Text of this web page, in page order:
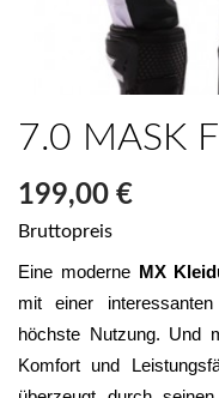
7.0 MASK
199,00 €
Bruttopreis
Eine moderne MX
mit einer
höchste Nutzung. Und
Komfort und